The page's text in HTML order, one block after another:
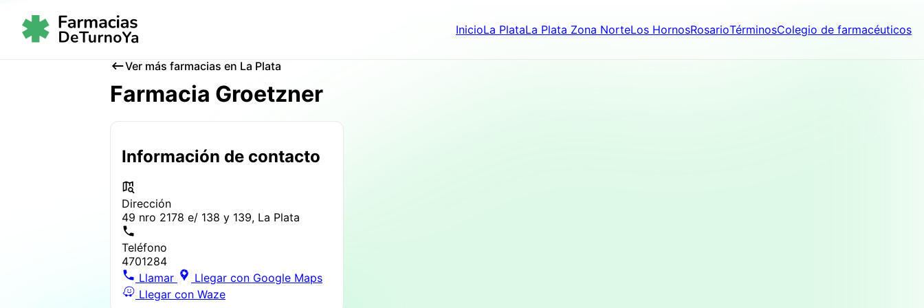
InicioLa PlataLa Plata Zona NorteLos HornosRosarioTérminosColegio de farmacéuticos
Ver más farmacias en La Plata
Farmacia Groetzner
Información de contacto
Dirección
49 nro 2178 e/ 138 y 139, La Plata
Teléfono
4701284
Llamar
Llegar con Google Maps
Llegar con Waze